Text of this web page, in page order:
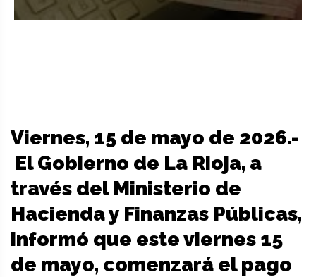
Viernes, 15 de mayo de 2026.-
El Gobierno de La Rioja, a
través del Ministerio de
Hacienda y Finanzas Públicas,
informó que este viernes 15
de mayo, comenzará el pago